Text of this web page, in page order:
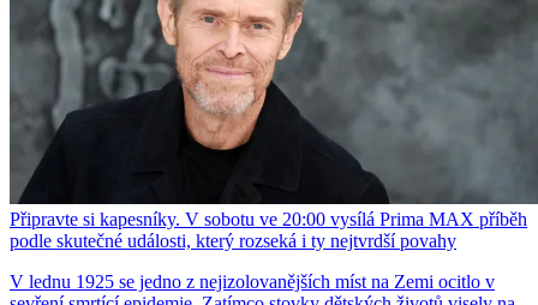
Připravte si kapesníky. V sobotu ve 20:00 vysílá Prima MAX příběh
podle skutečné události, který rozseká i ty nejtvrdší povahy
V lednu 1925 se jedno z nejizolovanějších míst na Zemi ocitlo v